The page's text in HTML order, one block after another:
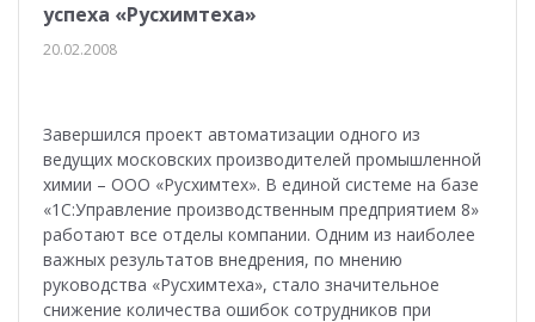
успеха «Русхимтеха»
20.02.2008
Завершился проект автоматизации одного из
ведущих московских производителей промышленной
химии – ООО «Русхимтех». В единой системе на базе
«1С:Управление производственным предприятием 8»
работают все отделы компании. Одним из наиболее
важных результатов внедрения, по мнению
руководства «Русхимтеха», стало значительное
снижение количества ошибок сотрудников при